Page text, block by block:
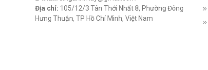
Địa chỉ: 105/12/3 Tân Thới Nhất 8, Phường Đông
Hưng Thuận, TP Hồ Chí Minh, Việt Nam